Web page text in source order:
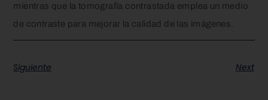
mientras que la tomografía contrastada emplea un medio
de contraste para mejorar la calidad de las imágenes.
Siguiente Next